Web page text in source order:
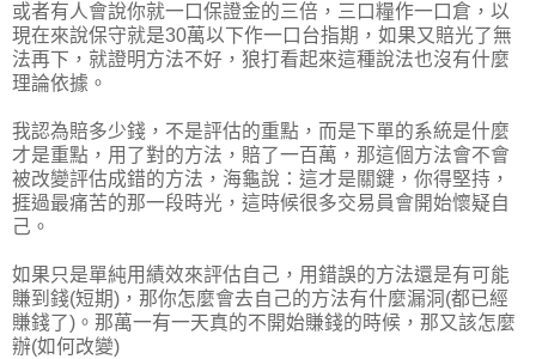
或者有人會說你就一口保證金的三倍，三口糧作一口倉，以
現在來說保守就是30萬以下作一口台指期，如果又賠光了無
法再下，就證明方法不好，狼打看起來這種說法也沒有什麼
理論依據。
我認為賠多少錢，不是評估的重點，而是下單的系統是什麼
才是重點，用了對的方法，賠了一百萬，那這個方法會不會
被改變評估成錯的方法，海龜說：這才是關鍵，你得堅持，
捱過最痛苦的那一段時光，這時候很多交易員會開始懷疑自
己。
如果只是單純用績效來評估自己，用錯誤的方法還是有可能
賺到錢(短期)，那你怎麼會去自己的方法有什麼漏洞(都已經
賺錢了)。那萬一有一天真的不開始賺錢的時候，那又該怎麼
辦(如何改變)